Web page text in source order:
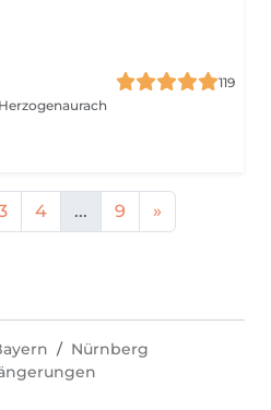
119
4 ... 9 »
Nürnberg